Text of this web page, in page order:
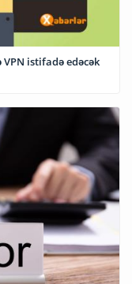
istifadə edəcək